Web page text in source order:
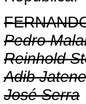
Pedro
Reinhold
Adib Jatene
José Serra